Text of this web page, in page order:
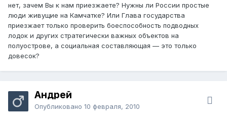
нет, зачем Вы к нам приезжаете? Нужны ли России простые
люди живущие на Камчатке? Или Глава государства
приезжает только проверить боеспособность подводных
лодок и других стратегически важных объектов на
полуострове, а социальная составляющая — это только
довесок?
Андрей
Опубликовано 10 февраля, 2010